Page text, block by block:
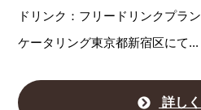
ドリンク：フリードリンクプラ
ケータリング東京都新宿区にて...
詳し